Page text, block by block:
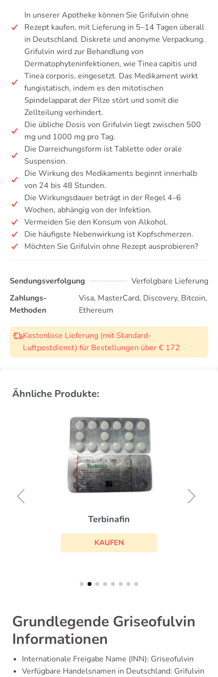
In unserer Apotheke können Sie Grifulvin ohne
Rezept kaufen, mit Lieferung in 5–14 Tagen überall
in Deutschland. Diskrete und anonyme Verpackung.
Grifulvin wird zur Behandlung von
Dermatophyteninfektionen, wie Tinea capitis und
Tinea corporis, eingesetzt. Das Medikament wirkt
fungistatisch, indem es den mitotischen
Spindelapparat der Pilze stört und somit die
Zellteilung verhindert.
Die übliche Dosis von Grifulvin liegt zwischen 500
mg und 1000 mg pro Tag.
Die Darreichungsform ist Tablette oder orale
Suspension.
Die Wirkung des Medikaments beginnt innerhalb
von 24 bis 48 Stunden.
Die Wirkungsdauer beträgt in der Regel 4–6
Wochen, abhängig von der Infektion.
Vermeiden Sie den Konsum von Alkohol.
Die häufigste Nebenwirkung ist Kopfschmerzen.
Möchten Sie Grifulvin ohne Rezept ausprobieren?
Sendungsverfolgung
Verfolgbare Lieferung
Zahlungs-
Methoden
Visa, MasterCard, Discovery, Bitcoin,
Ethereum
Kostenlose Lieferung (mit Standard-
Luftpostdienst) für Bestellungen über € 172
Ähnliche Produkte:
Terbinafin
KAUFEN
Grundlegende Griseofulvin
Informationen
Internationale Freigabe Name (INN): Griseofulvin
Verfügbare Handelsnamen in Deutschland: Grifulvin